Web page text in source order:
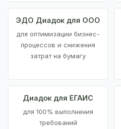
ЭДО Диадок для ООО
для оптимизации бизнес-
процессов и снижения
затрат на бумагу
Диадок для ЕГАИС
для 100% выполнения
требований